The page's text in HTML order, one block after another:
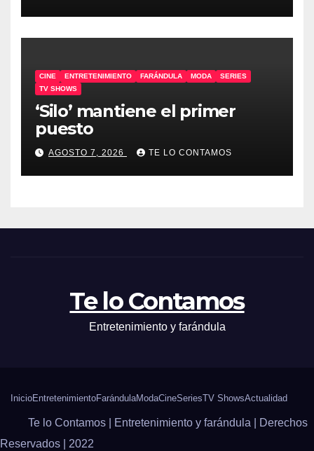
CINE ENTRETENIMIENTO FARÁNDULA MODA
SERIES
TV SHOWS
‘Silo’ mantiene el primer
puesto
AGOSTO 7, 2026 TE LO CONTAMOS
Te lo Contamos
Entretenimiento y farándula
InicioEntretenimientoFarándulaModaCineSeriesTV ShowsActualidad